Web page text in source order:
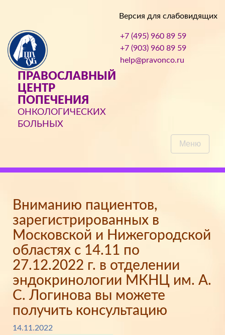
Версия для слабовидящих
ПРАВОСЛАВНЫЙ
ЦЕНТР
ПОПЕЧЕНИЯ
ОНКОЛОГИЧЕСКИХ
БОЛЬНЫХ
+7 (495) 960 89 59
+7 (903) 960 89 59
help@pravonco.ru
Меню
Вниманию пациентов,
зарегистрированных в
Московской и Нижегородской
областях с 14.11 по
27.12.2022 г. в отделении
эндокринологии МКНЦ им. А.
С. Логинова вы можете
получить консультацию
14.11.2022